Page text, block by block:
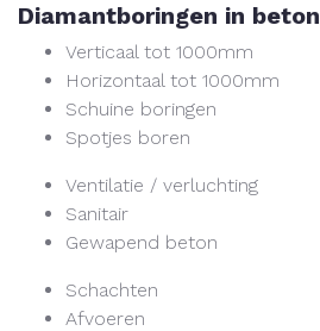
Diamantboringen in beton
Verticaal tot 1000mm
Horizontaal tot 1000mm
Schuine boringen
Spotjes boren
Ventilatie / verluchting
Sanitair
Gewapend beton
Schachten
Afvoeren